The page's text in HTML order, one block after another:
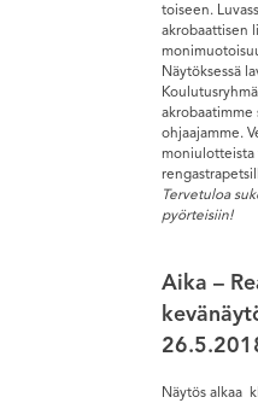
toiseen.
akrobaattisen
Näytöksessä
akrobaatimme
ohjaajamme.
moniulotteista
Tervetuloa
pyörteisiin!
Aika –
Näytös alkaa